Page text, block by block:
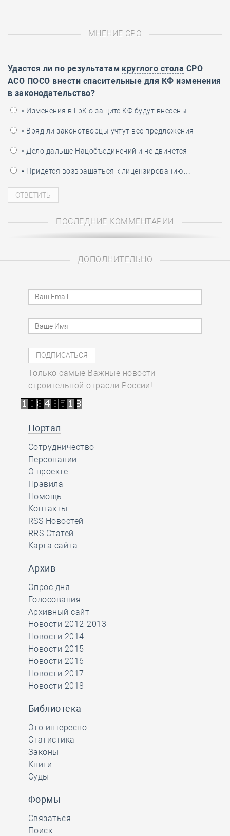
МНЕНИЕ СРО
Удастся ли по результатам круглого стола СРО
АСО ПОСО внести спасительные для КФ изменения
в законодательство?
• Изменения в ГрК о защите КФ будут внесены
• Вряд ли законотворцы учтут все предложения
• Дело дальше Нацобъединений и не двинется
• Придётся возвращаться к лицензированию…
ПОСЛЕДНИЕ КОММЕНТАРИИ
ДОПОЛНИТЕЛЬНО
Только самые Важные новости
строительной отрасли России!
Портал
Сотрудничество
Персоналии
О проекте
Правила
Помощь
Контакты
RSS Новостей
RRS Статей
Карта сайта
Архив
Опрос дня
Голосования
Архивный сайт
Новости 2012-2013
Новости 2014
Новости 2015
Новости 2016
Новости 2017
Новости 2018
Библиотека
Это интересно
Статистика
Законы
Книги
Суды
Формы
Связаться
Поиск